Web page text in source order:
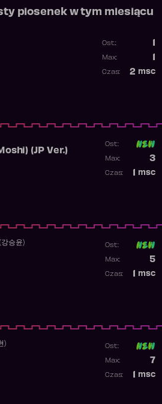
piosenek w tym miesiącu
Ost.:
Max:
2 msc
Czas:
(JP Ver.)
Ost:
3
Max:
msc
Czas:
승윤) Ost:
5
Max:
msc
Czas:
) Ost:
7
Max:
msc
Czas: